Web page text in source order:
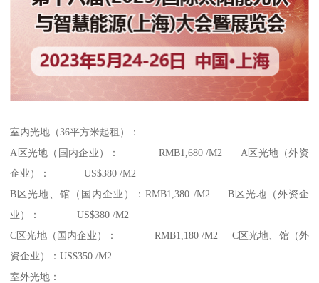
室内光地（36平方米起租）：
A区光地（国内企业）： RMB1,680 /M2 A区光地（外资
企业）： US$380 /M2
B区光地、馆（国内企业）：RMB1,380 /M2 B区光地（外资企
业）： US$380 /M2
C区光地（国内企业）： RMB1,180 /M2 C区光地、馆（外
资企业）：US$350 /M2
室外光地：